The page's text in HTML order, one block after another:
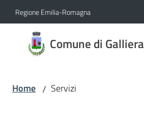
Vai al contenuto
Vai alla navigazione
Vai al footer
Regione Emilia-Romagna
Comune di Galliera
Comune
di
Home / Servizi